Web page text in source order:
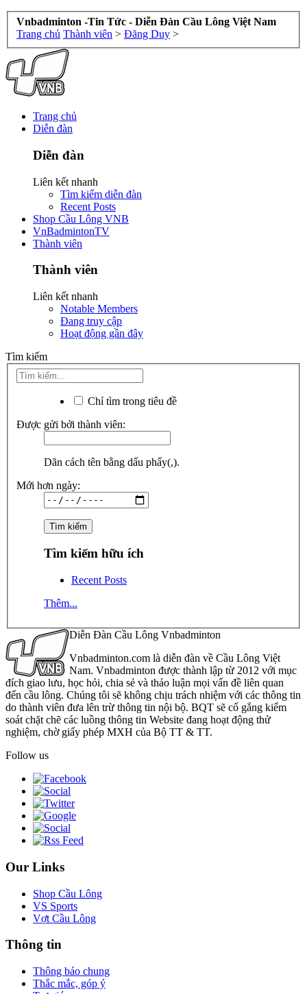
Vnbadminton -Tin Tức - Diễn Đàn Cầu Lông Việt Nam
Trang chủ Thành viên > Đăng Duy >
Trang chủ
Diễn đàn
Diễn đàn
Liên kết nhanh
Tìm kiếm diễn đàn
Recent Posts
Shop Cầu Lông VNB
VnBadmintonTV
Thành viên
Thành viên
Liên kết nhanh
Notable Members
Đang truy cập
Hoạt động gần đây
Tìm kiếm
Chỉ tìm trong tiêu đề
Được gửi bởi thành viên:
Dãn cách tên bằng dấu phẩy(,).
Mới hơn ngày:
Tìm kiếm hữu ích
Recent Posts
Thêm...
Diễn Đàn Cầu Lông Vnbadminton
Vnbadminton.com là diễn đàn về Cầu Lông Việt
Nam. Vnbadminton được thành lập từ 2012 với mục
đích giao lưu, học hỏi, chia sẻ và thảo luận mọi vấn đề liên quan
đến cầu lông. Chúng tôi sẽ không chịu trách nhiệm với các thông tin
do thành viên đưa lên trừ thông tin nội bộ. BQT sẽ cố gắng kiểm
soát chặt chẽ các luồng thông tin Website đang hoạt động thử
nghiệm, chờ giấy phép MXH của Bộ TT & TT.
Follow us
Our Links
Shop Cầu Lông
VS Sports
Vợt Cầu Lông
Thông tin
Thông báo chung
Thắc mắc, góp ý